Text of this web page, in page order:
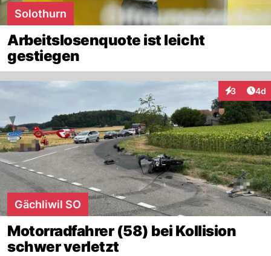
Solothurn
Arbeitslosenquote ist leicht
gestiegen
3 4d
Gächliwil SO
Motorradfahrer (58) bei Kollision
schwer verletzt